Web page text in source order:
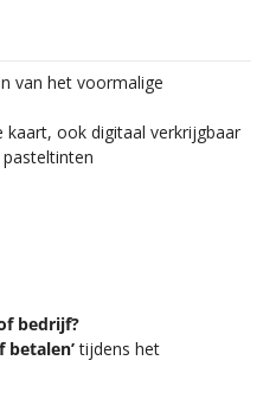
van het voormalige
kaart, ook digitaal verkrijgbaar
bedrijf?
betalen’tijdens het